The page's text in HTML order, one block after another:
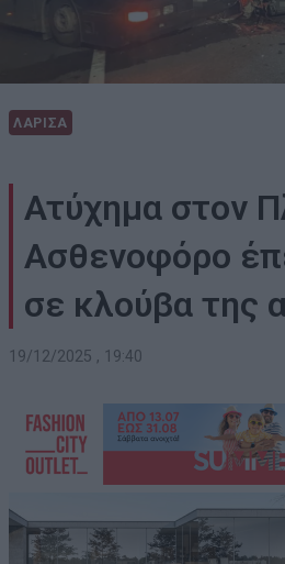
ΛΑΡΙΣΑ
Ατύχημα στον
Ασθενοφόρο
σε κλούβα της
19/12/2025 , 19:40